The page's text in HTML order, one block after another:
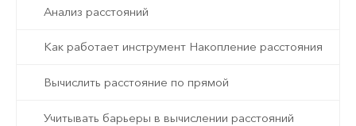
Анализ расстояний
Как работает инструмент Накопление расстояния
Вычислить расстояние по прямой
Учитывать барьеры в вычислении расстояний